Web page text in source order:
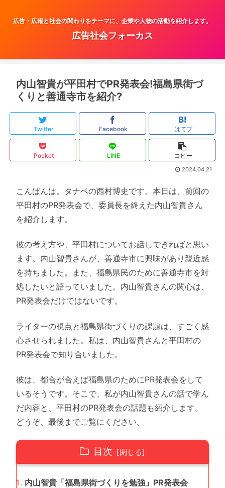
広告・広報と社会の関わりをテーマに、企業や人物の活動を紹介します。
広告社会フォーカス
内山智貴が平田村でPR発表会!福島県街づ
くりと善通寺市を紹介?
Twitter Facebook はてブ
Pocket LINE コピー
2024.04.21
こんばんは。タナベの西村博史です。本日は、前回の
平田村のPR発表会で、委員長を終えた内山智貴さん
を紹介します。
彼の考え方や、平田村についてお話しできればと思い
ます。内山智貴さんが、善通寺市に興味があり親近感
を持ちました。また、福島県民のために善通寺市を対
処したいと語っていました。内山智貴さんの関心は、
PR発表会だけではないです。
ライターの視点と福島県街づくりの課題は、すごく感
心させられました。私は、内山智貴さんと平田村の
PR発表会で知り合いました。
彼は、都合が合えば福島県のためにPR発表会をして
いるそうです。そこで、私が内山智貴さんの話で学ん
だ内容と、平田村のPR発表会の話題も紹介します。
どうぞ、最後までご覧にください。
目次
内山智貴「福島県街づくりを勉強」PR発表会